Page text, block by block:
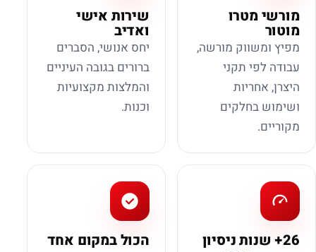
מורשי מטרו
מוטור
מפיץ ומשווק מורשה,
עבודה לפי תקני
היצרן, אחריות
ושימוש בחלקים
מקוריים.
שירות אישי
ואדיב
יחס אנושי, הסברים
ברורים בגובה העיניים
והמלצות מקצועיות
וכנות.
26+ שנות ניסיון הכול במקום אחד